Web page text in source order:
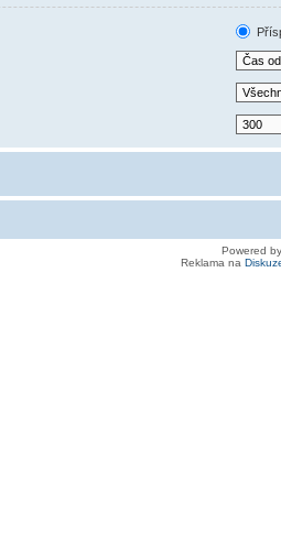
Powered
Reklama na